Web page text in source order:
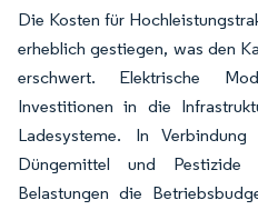
Die Kosten für
erheblich gestiegen, was den
erschwert. Elektrische
Investitionen in die
Ladesysteme. In
Düngemittel und Pestizide
Belastungen die